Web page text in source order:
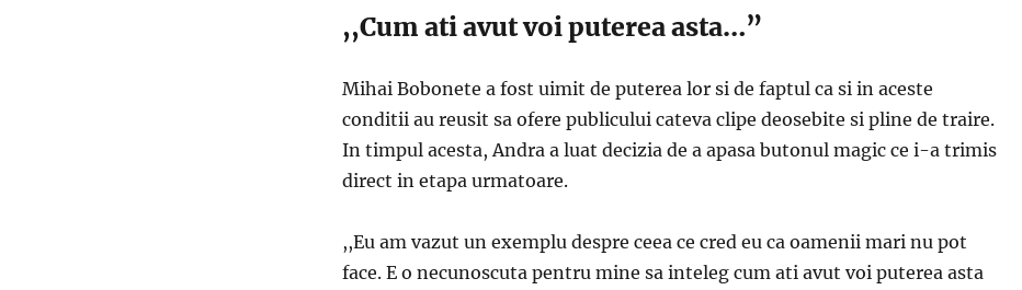
,,Cum ati avut voi puterea asta…”
Mihai Bobonete a fost uimit de puterea lor si de faptul ca si in aceste
conditii au reusit sa ofere publicului cateva clipe deosebite si pline de traire.
In timpul acesta, Andra a luat decizia de a apasa butonul magic ce i-a trimis
direct in etapa urmatoare.
,,Eu am vazut un exemplu despre ceea ce cred eu ca oamenii mari nu pot
face. E o necunoscuta pentru mine sa inteleg cum ati avut voi puterea asta